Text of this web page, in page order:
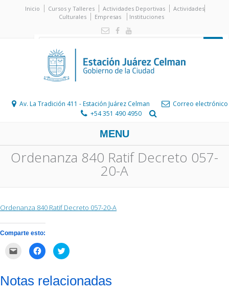
Inicio Cursos y Talleres Actividades Deportivas
Actividades
Culturales
Empresas Instituciones
Av. La Tradición 411 - Estación Juárez Celman
Correo electrónico
+54 351 490 4950
MENU
Ordenanza 840 Ratif Decreto 057-
20-A
Ordenanza 840 Ratif Decreto 057-20-A
Comparte esto:
correo
electrónico
Haz
clic
Facebook
(Se
Haz
clic
en
Twitter
(Se
Notas relacionadas